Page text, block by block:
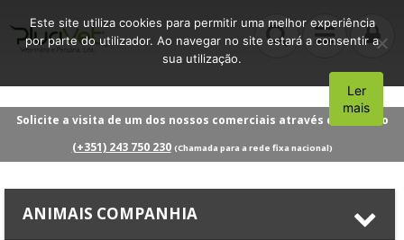
Solicite a visita de um dos nossos comerciais através do número
(+351) 243 750 230 (Chamada para a rede fixa nacional)
ANIMAIS COMPANHIA
Este site utiliza cookies para permitir uma melhor experiência
por parte do utilizador. Ao navegar no site estará a consentir a
sua utilização.
Aceito
Ler
mais